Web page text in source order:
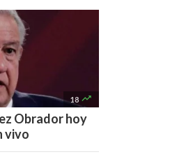
18 
Obrador hoy
vivo